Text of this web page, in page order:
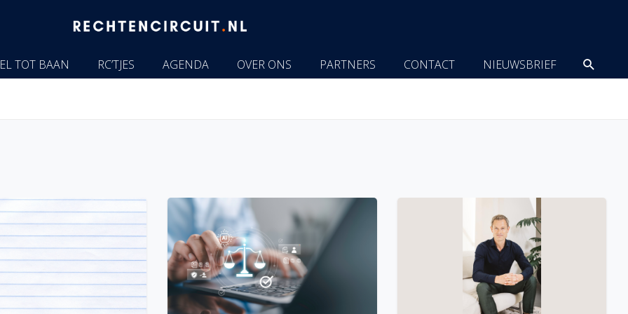
TOT BAAN RC’TJES AGENDA OVER ONS PARTNERS CONTACT NIEUWSBRIEF